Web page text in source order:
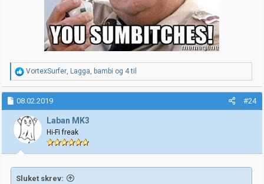
R
e
a
k
j
o
n
e
r
VortexSurfer Lagga bambi og 4 til
08.02.2019 #24
Laban MK3
Hi-Fi freak
Sluket skrev: